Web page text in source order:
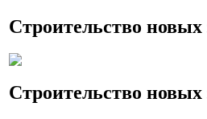
Строительство
Строительство новых